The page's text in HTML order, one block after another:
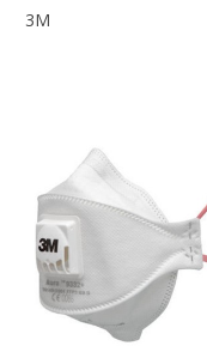
3M